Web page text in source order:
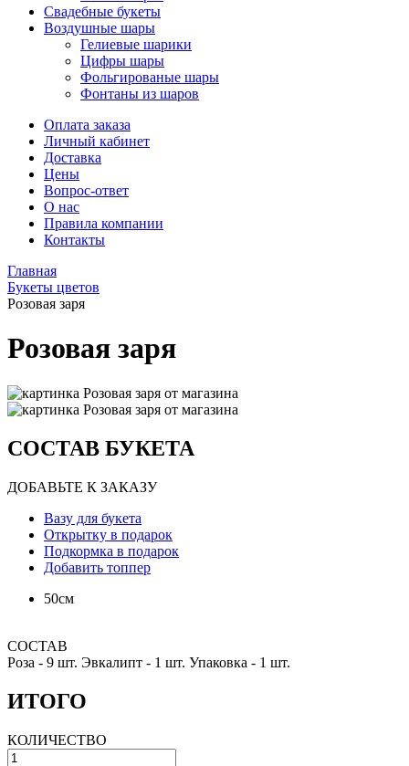
Свадебные букеты
Воздушные шары
Гелиевые шарики
Цифры шары
Фольгированые шары
Фонтаны из шаров
Оплата заказа
Личный кабинет
Доставка
Цены
Вопрос-ответ
О нас
Правила компании
Контакты
Главная
Букеты цветов
Розовая заря
Розовая заря
СОСТАВ БУКЕТА
ДОБАВЬТЕ К ЗАКАЗУ
Вазу для букета
Открытку в подарок
Подкормка в подарок
Добавить топпер
50см
СОСТАВ
Роза - 9 шт. Эвкалипт - 1 шт. Упаковка - 1 шт.
ИТОГО
КОЛИЧЕСТВО